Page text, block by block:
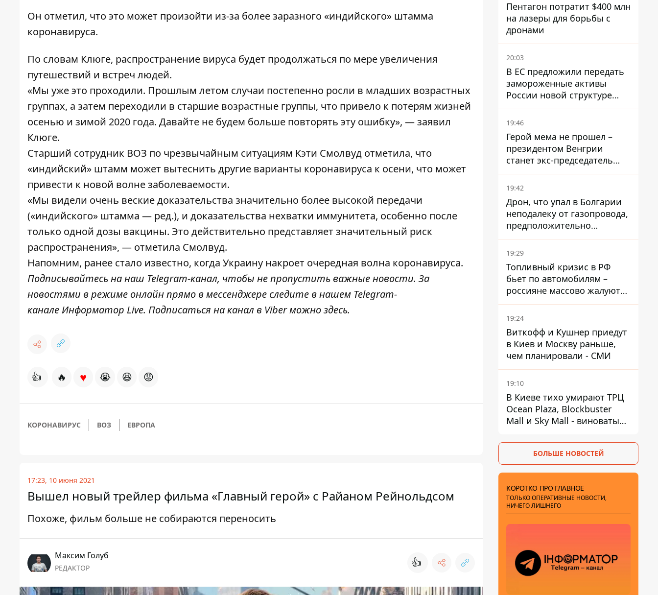
Он отметил, что это может произойти из-за более заразного «индийского» штамма
коронавируса.
По словам Клюге, распространение вируса будет продолжаться по мере увеличения
путешествий и встреч людей.
«Мы уже это проходили. Прошлым летом случаи постепенно росли в младших возрастных
группах, а затем переходили в старшие возрастные группы, что привело к потерям жизней
осенью и зимой 2020 года. Давайте не будем больше повторять эту ошибку», — заявил
Клюге.
Старший сотрудник ВОЗ по чрезвычайным ситуациям Кэти Смолвуд отметила, что
«индийский» штамм может вытеснить другие варианты коронавируса к осени, что может
привести к новой волне заболеваемости.
«Мы видели очень веские доказательства значительно более высокой передачи
(«индийского» штамма — ред.), и доказательства нехватки иммунитета, особенно после
только одной дозы вакцины. Это действительно представляет значительный риск
распространения», — отметила Смолвуд.
Напомним, ранее стало известно, когда Украину накроет очередная волна коронавируса.
Подписывайтесь на наш Telegram-канал, чтобы не пропустить важные новости. За
новостями в режиме онлайн прямо в мессенджере следите в нашем Telegram-
канале Информатор Live. Подписаться на канал в Viber можноздесь.
👍 🔥 ♥ 😭 😆 😡
КОРОНАВИРУС ВОЗ ЕВРОПА
17:23, 10 июня 2021
Вышел новый трейлер фильма «Главный герой» с Райаном Рейнольдсом
Похоже, фильм больше не собираются переносить
Максим Голуб
РЕДАКТОР 👍
Пентагон потратит $400 млн
на лазеры для борьбы с
дронами
20:03
В ЕС предложили передать
замороженные активы
России новой структуре
блока
19:46
Герой мема не прошел –
президентом Венгрии
станет экс-председатель
Верховного Суда, которого
критиковал Орбан.
19:42
Дрон, что упал в Болгарии
неподалеку от газопровода,
предположительно
украинский - Минобороны
страны
19:29
Топливный кризис в РФ
бьет по автомобилям –
россияне массово жалуются
на поломки из-за
некачественного бензина
19:24
Виткофф и Кушнер приедут
в Киев и Москву раньше,
чем планировали - СМИ
19:10
В Киеве тихо умирают ТРЦ
Ocean Plaza, Blockbuster
Mall и Sky Mall - виноваты
каннибализм
БОЛЬШЕ НОВОСТЕЙ
КОРОТКО ПРО ГЛАВНОЕ
ТОЛЬКО ОПЕРАТИВНЫЕ НОВОСТИ,
НИЧЕГО ЛИШНЕГО